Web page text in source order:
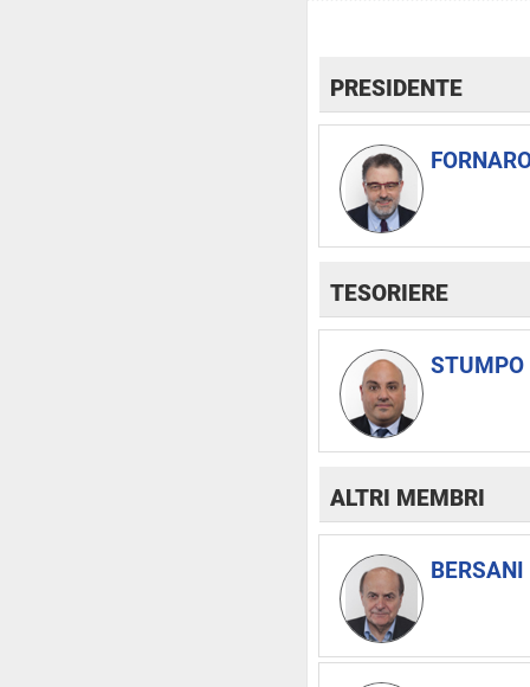
PRESIDENTE
TESORIERE
ALTRI MEMBRI